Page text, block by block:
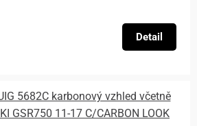
Detail
5682C karbonový vzhled včetně
GSR750 11-17 C/CARBON LOOK